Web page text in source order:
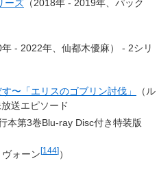
ーズ （2018年 - 2019年、 パック
年 - 2022年、仙都木優麻） - 2シリ
〜「エリスのゴブリン討伐」
（ル
送エピソード
本第3巻Blu-ray Disc付き特装版
ォーン[144]）